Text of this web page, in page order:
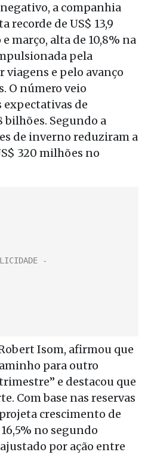
a companhia
recorde de US$ 13,9
março, alta de 10,8% na
pela
viagens e pelo avanço
O número veio
expectativas de
bilhões. Segundo a
de inverno reduziram a
320 milhões no
Isom, afirmou que
para outro
e destacou que
Com base nas reservas
crescimento de
no segundo
por ação entre